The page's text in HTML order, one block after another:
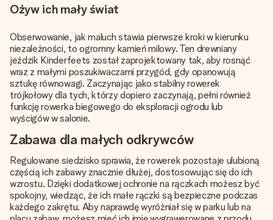
Ożyw ich mały świat
Obserwowanie, jak maluch stawia pierwsze kroki w kierunku
niezależności, to ogromny kamień milowy. Ten drewniany
jeździk Kinderfeets został zaprojektowany tak, aby rosnąć
wraz z małymi poszukiwaczami przygód, gdy opanowują
sztukę równowagi. Zaczynając jako stabilny rowerek
trójkołowy dla tych, którzy dopiero zaczynają, pełni również
funkcję rowerka biegowego do eksploracji ogrodu lub
wyścigów w salonie.
Zabawa dla małych odkrywców
Regulowane siedzisko sprawia, że rowerek pozostaje ulubioną
częścią ich zabawy znacznie dłużej, dostosowując się do ich
wzrostu. Dzięki dodatkowej ochronie na rączkach możesz być
spokojny, wiedząc, że ich małe rączki są bezpieczne podczas
każdego zakrętu. Aby naprawdę wyróżniał się w parku lub na